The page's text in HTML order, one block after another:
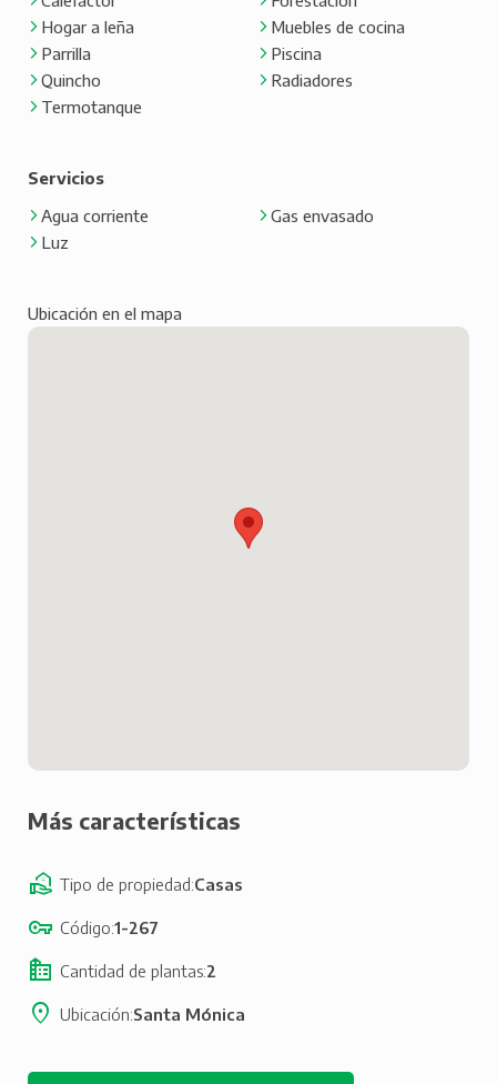
Hogar a leña
Muebles de cocina
Parrilla
Piscina
Quincho
Radiadores
Termotanque
Servicios
Agua corriente
Gas envasado
Luz
Ubicación en el mapa
Más características
Tipo de propiedad Casas
Código 1-267
Cantidad de plantas 2
Ubicación Santa Mónica